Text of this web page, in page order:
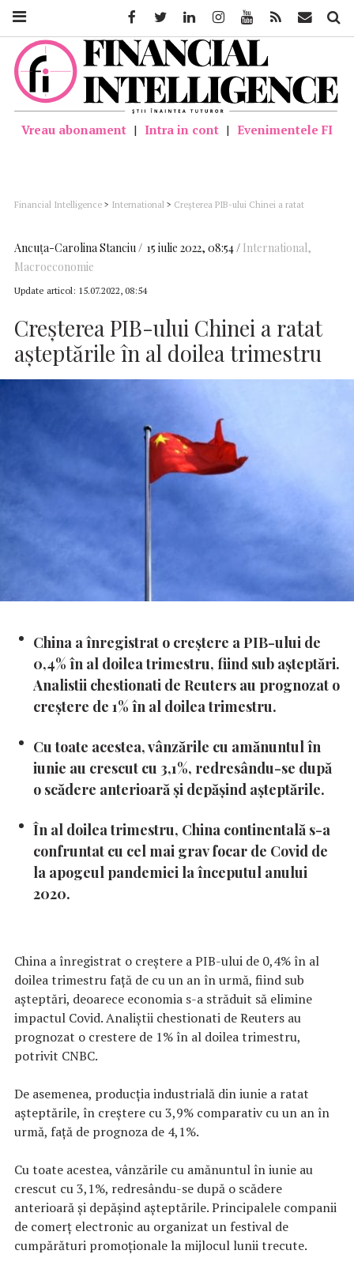
Vreau abonament | Intra in cont | Evenimentele FI
Financial Intelligence > International > Creșterea PIB-ului Chinei a ratat
Ancuţa-Carolina Stanciu 15 iulie 2022, 08:54 International,
Macroeconomie
Update articol: 15.07.2022, 08:54
Creșterea PIB-ului Chinei a ratat
așteptările în al doilea trimestru
China a înregistrat o creștere a PIB-ului de
0,4% în al doilea trimestru, fiind sub așteptări.
Analistii chestionati de Reuters au prognozat o
creştere de 1% în al doilea trimestru.
Cu toate acestea, vânzările cu amănuntul în
iunie au crescut cu 3,1%, redresându-se după
o scădere anterioară și depășind așteptările.
În al doilea trimestru, China continentală s-a
confruntat cu cel mai grav focar de Covid de
la apogeul pandemiei la începutul anului
2020.
China a înregistrat o creștere a PIB-ului de 0,4% în al
doilea trimestru față de cu un an în urmă, fiind sub
așteptări, deoarece economia s-a străduit să elimine
impactul Covid. Analiştii chestionati de Reuters au
prognozat o crestere de 1% în al doilea trimestru,
potrivit CNBC.
De asemenea, producția industrială din iunie a ratat
așteptările, în creștere cu 3,9% comparativ cu un an în
urmă, față de prognoza de 4,1%.
Cu toate acestea, vânzările cu amănuntul în iunie au
crescut cu 3,1%, redresându-se după o scădere
anterioară și depășind așteptările. Principalele companii
de comerț electronic au organizat un festival de
cumpărături promoționale la mijlocul lunii trecute.
FacebookTwitter LinkedinInstagramYoutube Feed Mail